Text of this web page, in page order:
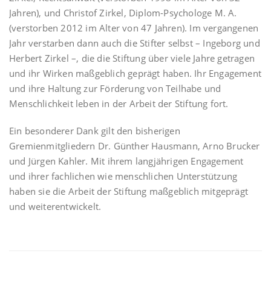
Jahren), und Christof Zirkel, Diplom-Psychologe M. A.
(verstorben 2012 im Alter von 47 Jahren). Im vergangenen
Jahr verstarben dann auch die Stifter selbst – Ingeborg und
Herbert Zirkel –, die die Stiftung über viele Jahre getragen
und ihr Wirken maßgeblich geprägt haben. Ihr Engagement
und ihre Haltung zur Förderung von Teilhabe und
Menschlichkeit leben in der Arbeit der Stiftung fort.
Ein besonderer Dank gilt den bisherigen
Gremienmitgliedern Dr. Günther Hausmann, Arno Brucker
und Jürgen Kahler. Mit ihrem langjährigen Engagement
und ihrer fachlichen wie menschlichen Unterstützung
haben sie die Arbeit der Stiftung maßgeblich mitgeprägt
und weiterentwickelt.